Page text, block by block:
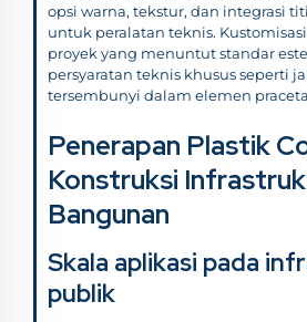
opsi warna, tekstur, dan integrasi
untuk peralatan teknis.
proyek yang menuntut standar
persyaratan teknis khusus seperti
tersembunyi dalam elemen
Penerapan Plastik
Konstruksi
Bangunan
Skala aplikasi pada
publik